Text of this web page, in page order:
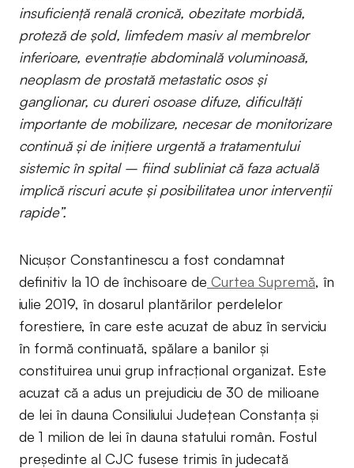
insuficiență renală cronică, obezitate morbidă,
proteză de șold, limfedem masiv al membrelor
inferioare, eventrație abdominală voluminoasă,
neoplasm de prostată metastatic osos și
ganglionar, cu dureri osoase difuze, dificultăți
importante de mobilizare, necesar de monitorizare
continuă și de inițiere urgentă a tratamentului
sistemic în spital – fiind subliniat că faza actuală
implică riscuri acute și posibilitatea unor intervenții
rapide”.
Nicușor Constantinescu a fost condamnat
definitiv la 10 de închisoare de Curtea Supremă, în
iulie 2019, în dosarul plantărilor perdelelor
forestiere, în care este acuzat de abuz în serviciu
în formă continuată, spălare a banilor și
constituirea unui grup infracțional organizat. Este
acuzat că a adus un prejudiciu de 30 de milioane
de lei în dauna Consiliului Județean Constanța și
de 1 milion de lei în dauna statului român. Fostul
președinte al CJC fusese trimis în judecată